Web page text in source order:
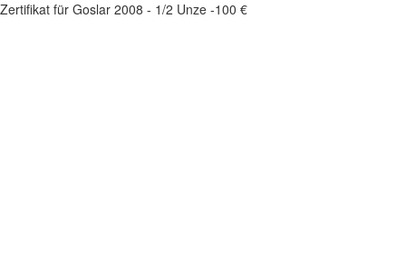
Zertifikat für Goslar 2008 - 1/2 Unze -100 €